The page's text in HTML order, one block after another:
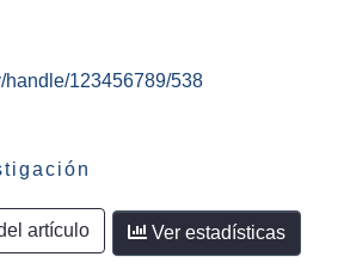
handle/123456789/538
artículo Ver estadísticas